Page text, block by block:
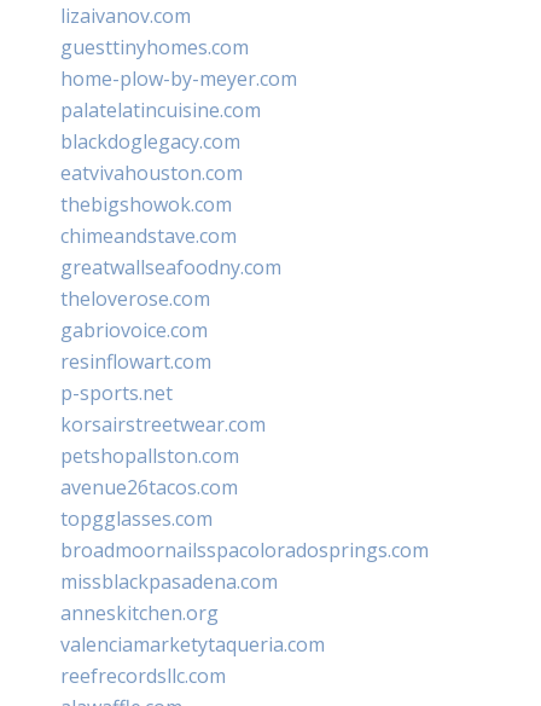
lizaivanov.com
guesttinyhomes.com
home-plow-by-meyer.com
palatelatincuisine.com
blackdoglegacy.com
eatvivahouston.com
thebigshowok.com
chimeandstave.com
greatwallseafoodny.com
theloverose.com
gabriovoice.com
resinflowart.com
p-sports.net
korsairstreetwear.com
petshopallston.com
avenue26tacos.com
topgglasses.com
broadmoornailsspacoloradosprings.com
missblackpasadena.com
anneskitchen.org
valenciamarketytaqueria.com
reefrecordsllc.com